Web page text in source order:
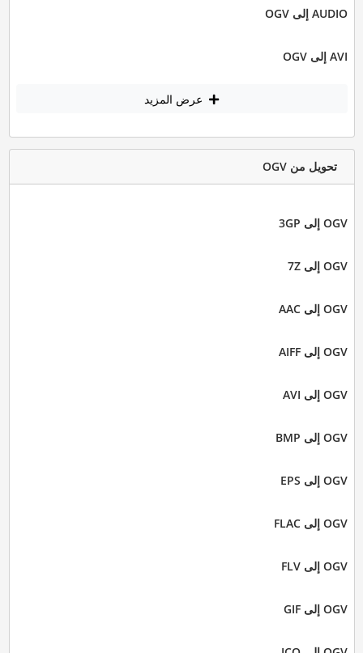
AUDIO إلى OGV
AVI إلى OGV
عرض المزيد
تحويل من OGV
OGV إلى 3GP
OGV إلى 7Z
OGV إلى AAC
OGV إلى AIFF
OGV إلى AVI
OGV إلى BMP
OGV إلى EPS
OGV إلى FLAC
OGV إلى FLV
OGV إلى GIF